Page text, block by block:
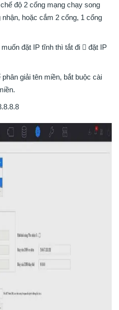
độ 2 cổng mạng chạy song
hoặc cắm 2 cổng, 1 cổng
đặt IP tĩnh thì tắt đi  đặt IP
giải tên miền, bắt buộc cài